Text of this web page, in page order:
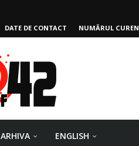
DATE DE CONTACT NUMĂRUL
ARHIVA ENGLISH